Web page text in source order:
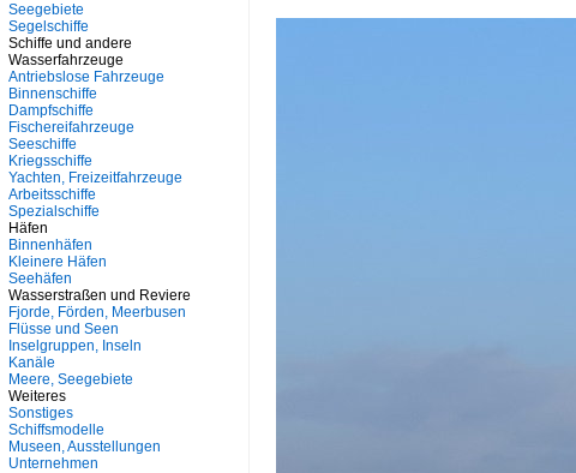
Seegebiete
Segelschiffe
Schiffe und andere
Wasserfahrzeuge
Antriebslose Fahrzeuge
Binnenschiffe
Dampfschiffe
Fischereifahrzeuge
Seeschiffe
Kriegsschiffe
Yachten, Freizeitfahrzeuge
Arbeitsschiffe
Spezialschiffe
Häfen
Binnenhäfen
Kleinere Häfen
Seehäfen
Wasserstraßen und Reviere
Fjorde, Förden, Meerbusen
Flüsse und Seen
Inselgruppen, Inseln
Kanäle
Meere, Seegebiete
Weiteres
Sonstiges
Schiffsmodelle
Museen, Ausstellungen
Unternehmen